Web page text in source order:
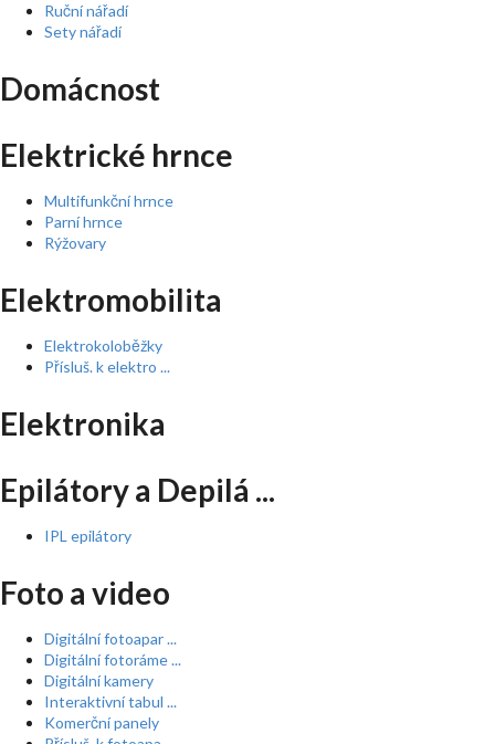
Ruční nářadí
Sety nářadí
Domácnost
Elektrické hrnce
Multifunkční hrnce
Parní hrnce
Rýžovary
Elektromobilita
Elektrokoloběžky
Přísluš. k elektro ...
Elektronika
Epilátory a Depilá ...
IPL epilátory
Foto a video
Digitální fotoapar ...
Digitální fotoráme ...
Digitální kamery
Interaktivní tabul ...
Komerční panely